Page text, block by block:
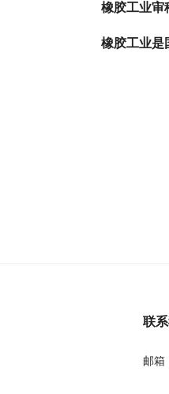
橡胶工业审
橡胶工业是
联
邮箱